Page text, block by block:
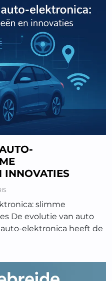
INNOVATIES
slimme
De evolutie van auto
elektronica heeft de